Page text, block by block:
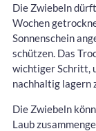
Die Zwiebeln
Wochen
Sonnenschein
schützen. Das
wichtiger Schritt,
nachhaltig lagern
Die Zwiebeln
Laub